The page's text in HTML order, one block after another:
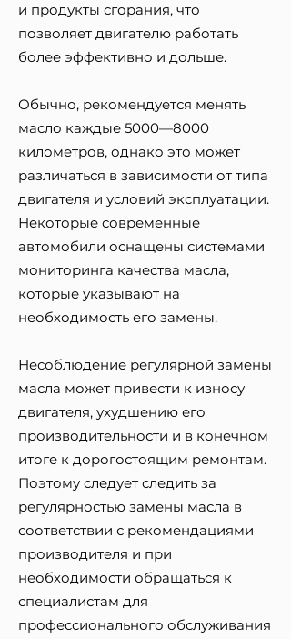
и продукты сгорания, что
позволяет двигателю работать
более эффективно и дольше.
Обычно, рекомендуется менять
масло каждые 5000—8000
километров, однако это может
различаться в зависимости от типа
двигателя и условий эксплуатации.
Некоторые современные
автомобили оснащены системами
мониторинга качества масла,
которые указывают на
необходимость его замены.
Несоблюдение регулярной замены
масла может привести к износу
двигателя, ухудшению его
производительности и в конечном
итоге к дорогостоящим ремонтам.
Поэтому следует следить за
регулярностью замены масла в
соответствии с рекомендациями
производителя и при
необходимости обращаться к
специалистам для
профессионального обслуживания